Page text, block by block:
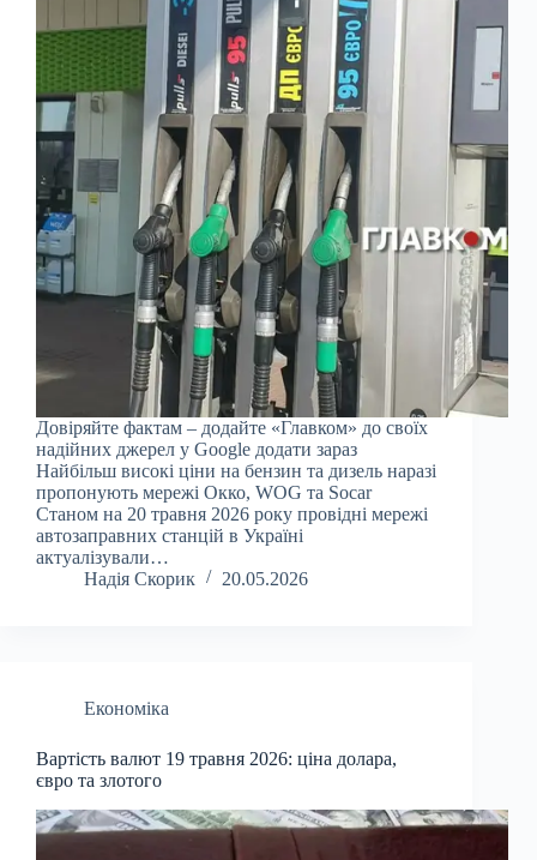
Довіряйте фактам – додайте «Главком» до своїх
надійних джерел у Google додати зараз
Найбільш високі ціни на бензин та дизель наразі
пропонують мережі Окко, WOG та Socar
Станом на 20 травня 2026 року провідні мережі
автозаправних станцій в Україні
актуалізували…
Надія Скорик
20.05.2026
Економіка
Вартість валют 19 травня 2026: ціна долара,
євро та злотого